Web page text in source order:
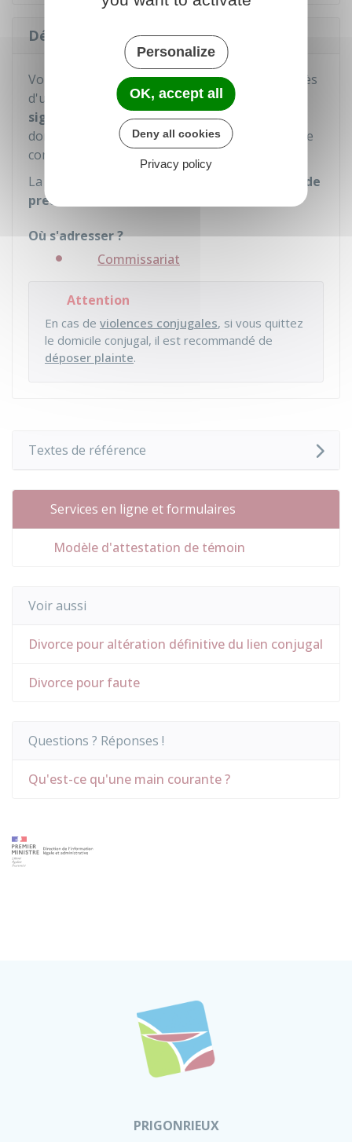
Déposer une main courante
Vous pouvez déposer unemain courante
auprès
d'un commissariat ou d'une gendarmerie pour
signaler
que votre époux/épouse a quitté le
domicile conjugal ou que vous quittez le domicile
conjugal.
La main courante peut constituer
un élément de
preuve
Où s'adresser ?
Commissariat
Attention
En cas de violences conjugales, si vous quittez
le domicile conjugal, il est recommandé de
déposer plainte.
Textes de référence
Services en ligne et formulaires
Modèle d'attestation de témoin
Voir aussi
Divorce pour altération définitive du lien conjugal
Divorce pour faute
Questions ? Réponses !
Qu'est-ce qu'une main courante ?
PRIGONRIEUX
Personalize
OK, accept all
Deny all cookies
Privacy policy